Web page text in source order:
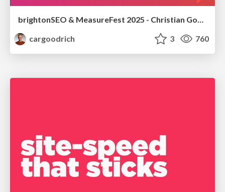
brightonSEO & MeasureFest 2025 - Christian Goodrich - Winning strategies for Black Friday CRO & PPC
cargoodrich
3 760